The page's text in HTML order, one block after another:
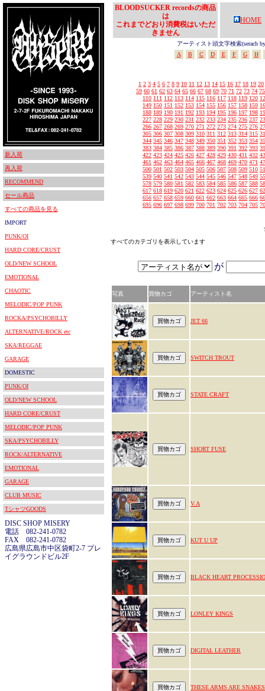
新入荷
再入荷
RECOMMEND
セール商品
すべての商品を見る
IMPORT
PUNK/OI
HARD CORE/CRUST
OLD/NEW SCHOOL
EMOTIONAL
CHAOTIC
MELODIC/POP PUNK
ROCKA/PSYCHOBILLY
ALTERNATIVE/ROCK etc
SKA/REGGAE
GARAGE
DOMESTIC
PUNK/OI
OLD/NEW SCHOOL
HARD CORE/CRUST
MELODIC/POP PUNK
SKA/PSYCHOBILLY
ROCK/ALTERNATIVE
EMOTIONAL
GARAGE
CLUB MUSIC
TシャツGOODS
DISC SHOP MISERY
電話 082-241-0782
FAX 082-241-0782
広島県広島市中区袋町2-7 プレ
イグラウンドビル2F
BLOODSUCKER recordsの商品
は
これまでどおり消費税はいただ
きません
HOME
アーティスト頭文字検索(serach
A
B C D E F G H
1 2 3 4 5 6 7 8 9 10 11 12 13 14 15 16 17 18 19 20
59 60 61 62 63 64 65 66 67 68 69 70 71 72 73 74 75
110 111 112 113 114 115 116 117 118 119 120
149 150 151 152 153 154 155 156 157 158 159
188 189 190 191 192 193 194 195 196 197 198
227 228 229 230 231 232 233 234 235 236 237
266 267 268 269 270 271 272 273 274 275 276
305 306 307 308 309 310 311 312 313 314 315
344 345 346 347 348 349 350 351 352 353 354
383 384 385 386 387 388 389 390 391 392 393
422 423 424 425 426 427 428 429 430 431 432
461 462 463 464 465 466 467 468 469 470 471
500 501 502 503 504 505 506 507 508 509 510
539 540 541 542 543 544 545 546 547 548 549
578 579 580 581 582 583 584 585 586 587 588
617 618 619 620 621 622 623 624 625 626 627
656 657 658 659 660 661 662 663 664 665 666
695 696 697 698 699 700 701 702 703 704 705
すべてのカテゴリを表示しています
が
写真 買物カゴ アーティスト名
JET 66
SWITCH TROUT
STATE CRAFT
SHORT FUSE
V.A
KUT U UP
BLACK HEART
LONLEY KINGS
DIGITAL LEATHER
THESE ARMS ARE SNAKES